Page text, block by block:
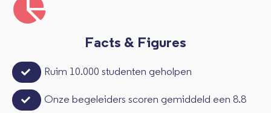
Facts & Figures
Ruim 10.000 studenten geholpen
Onze begeleiders scoren gemiddeld een 8.8